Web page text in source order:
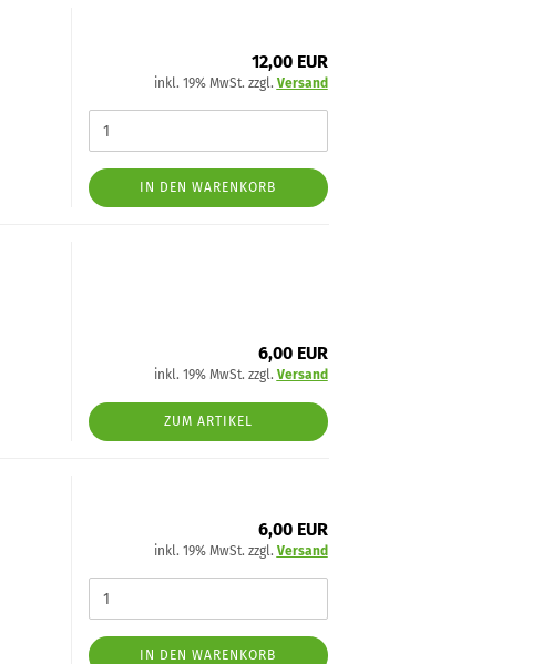
12,00 EUR
inkl. 19% MwSt. zzgl. Versand
IN DEN WARENKORB
6,00 EUR
inkl. 19% MwSt. zzgl. Versand
ZUM ARTIKEL
6,00 EUR
inkl. 19% MwSt. zzgl. Versand
IN DEN WARENKORB